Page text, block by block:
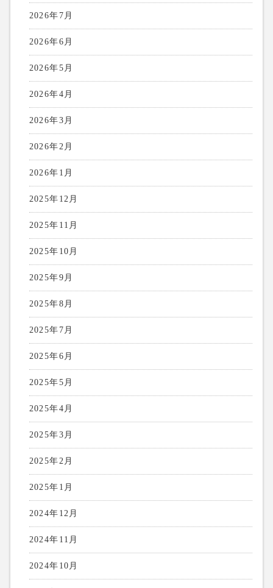
2026年7月
2026年6月
2026年5月
2026年4月
2026年3月
2026年2月
2026年1月
2025年12月
2025年11月
2025年10月
2025年9月
2025年8月
2025年7月
2025年6月
2025年5月
2025年4月
2025年3月
2025年2月
2025年1月
2024年12月
2024年11月
2024年10月